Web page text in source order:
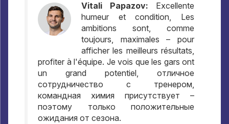
Vitali Papazov: Excellente
humeur et condition, Les
ambitions sont, comme
toujours, maximales – pour
afficher les meilleurs résultats,
profiter à l'équipe. Je vois que les gars ont
un grand potentiel, отличное
сотрудничество с тренером,
командная химия присутствует –
поэтому только положительные
ожидания от сезона.